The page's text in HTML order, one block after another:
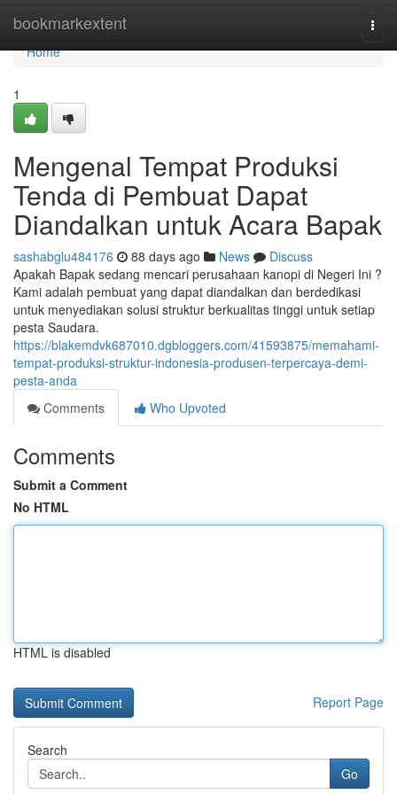
bookmarkextent
Home
Home
1
Mengenal Tempat Produksi
Tenda di Pembuat Dapat
Diandalkan untuk Acara Bapak
sashabglu484176 88 days ago News
Discuss
Apakah Bapak sedang mencari perusahaan kanopi di Negeri Ini ?
Kami adalah pembuat yang dapat diandalkan dan berdedikasi
untuk menyediakan solusi struktur berkualitas tinggi untuk setiap
pesta Saudara.
https://blakemdvk687010.dgbloggers.com/41593875/memahami-
tempat-produksi-struktur-indonesia-produsen-terpercaya-demi-
pesta-anda
Comments
Who Upvoted
Comments
Submit a Comment
No HTML
HTML is disabled
Report Page
Search
Go